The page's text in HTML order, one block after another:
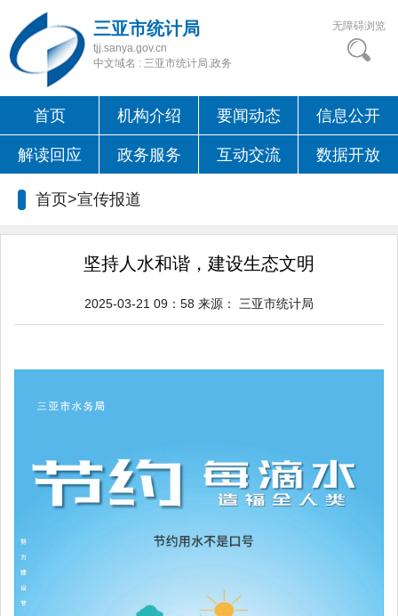
三亚市统计局
tjj.sanya.gov.cn
中文域名 : 三亚市统计局.政务
无障碍浏览
首页 机构介绍 要闻动态 信息公开
解读回应 政务服务 互动交流 数据开放
首页>宣传报道
坚持人水和谐，建设生态文明
2025-03-21 09：58 来源： 三亚市统计局